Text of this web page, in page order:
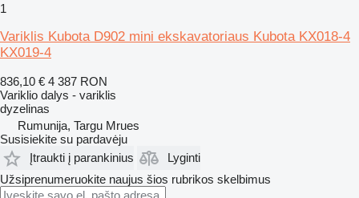
1
Variklis Kubota D902 mini ekskavatoriaus Kubota KX018-4
KX019-4
836,10 € 4 387 RON
Variklio dalys - variklis
dyzelinas
Rumunija, Targu Mrues
Susisiekite su pardavėju
Įtraukti į parankinius
Lyginti
Užsiprenumeruokite naujus šios rubrikos skelbimus